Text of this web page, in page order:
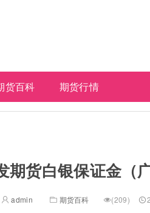
货百科 期货行情
期货白银保证金（
admin 期货百科 (209)